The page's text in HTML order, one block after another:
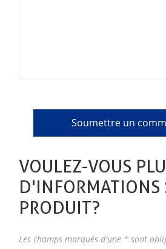
VOULEZ-VOUS
D'INFORMATIONS
PRODUIT?
Les champs marqués d'une * sont